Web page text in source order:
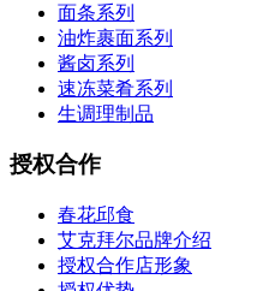
面条系列
油炸裹面系列
酱卤系列
速冻菜肴系列
生调理制品
授权合作
春花邱食
艾克拜尔品牌介绍
授权合作店形象